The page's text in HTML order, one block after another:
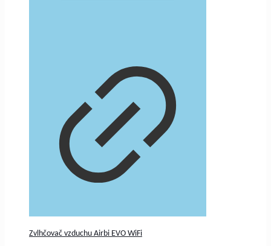
Zvlhčovač vzduchu Airbi EVO WiFi